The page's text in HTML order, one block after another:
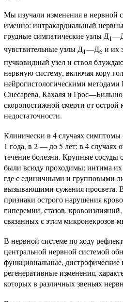
Мы изучали изменения в нервной
именно: интракардиальный
грудные симпатические узлы Д1
чувствительные узлы Д1—Д6 и их
пучковидный узел и ствол
нервную систему, включая кору
нейрогистологическими
Снесарева, Кахаля и
скоропостижной смерти от острой
недостаточности.
Клинически в 4 случаях
1 года, в 2 — до 5 лет; в 4 случаях
течение болезни. Крупные сосуды
были всюду проходимы; интима их
где с единичными и групповыми
вызывающими сужения просвета.
признаки острого нарушения
гиперемии, стазов,
связанных с этим микронекрозов
В нервной системе по ходу
центральной нервной системой
функциональные, дистрофические
регенеративные изменения,
которых в различных звеньях